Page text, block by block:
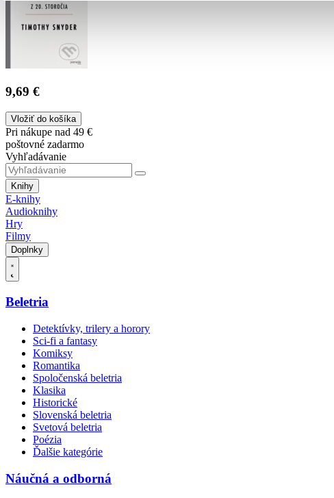
9,69 €
Vložiť do košíka
Pri nákupe nad 49 €
poštovné zadarmo
Vyhľadávanie
Knihy
E-knihy
Audioknihy
Hry
Filmy
Doplnky
Beletria
Detektívky, trilery a horory
Sci-fi a fantasy
Komiksy
Romantika
Spoločenská beletria
Klasika
Historické
Slovenská beletria
Svetová beletria
Poézia
Ďalšie kategórie
Náučná a odborná